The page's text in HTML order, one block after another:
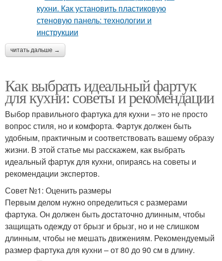
читать дальше →
Как выбрать идеальный фартук
для кухни: советы и рекомендации
Выбор правильного фартука для кухни – это не просто
вопрос стиля, но и комфорта. Фартук должен быть
удобным, практичным и соответствовать вашему образу
жизни. В этой статье мы расскажем, как выбрать
идеальный фартук для кухни, опираясь на советы и
рекомендации экспертов.
Совет №1: Оценить размеры
Первым делом нужно определиться с размерами
фартука. Он должен быть достаточно длинным, чтобы
защищать одежду от брызг и брызг, но и не слишком
длинным, чтобы не мешать движениям. Рекомендуемый
размер фартука для кухни – от 80 до 90 см в длину.